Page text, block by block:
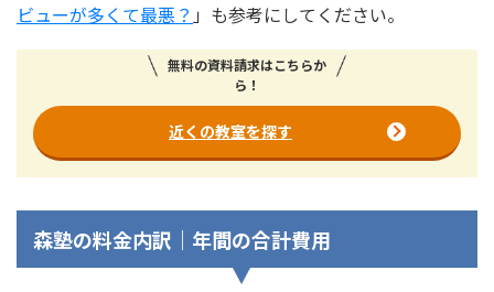
ビューが多くて最悪？ 」も参考にしてください。
無料の資料請求はこちらか
ら！
近くの教室を探す
森塾の料金内訳｜年間の合計費用